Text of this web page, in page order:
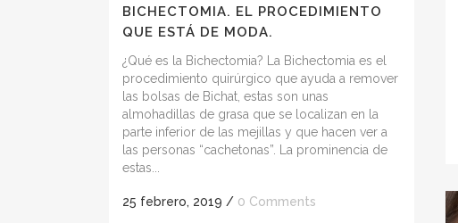
BICHECTOMIA. EL PROCEDIMIENTO
QUE ESTÁ DE MODA.
¿Qué es la Bichectomia? La Bichectomia es el
procedimiento quirúrgico que ayuda a remover
las bolsas de Bichat, estas son unas
almohadillas de grasa que se localizan en la
parte inferior de las mejillas y que hacen ver a
las personas “cachetonas”. La prominencia de
estas...
25 febrero, 2019 / 0 Comments